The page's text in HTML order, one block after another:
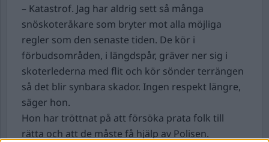
– Katastrof. Jag har aldrig sett så många
snöskoteråkare som bryter mot alla möjliga
regler som den senaste tiden. De kör i
förbudsområden, i längdspår, gräver ner sig i
skoterlederna med flit och kör sönder terrängen
så det blir synbara skador. Ingen respekt längre,
säger hon.
Hon har tröttnat på att försöka prata folk till
rätta och att de måste få hjälp av Polisen.